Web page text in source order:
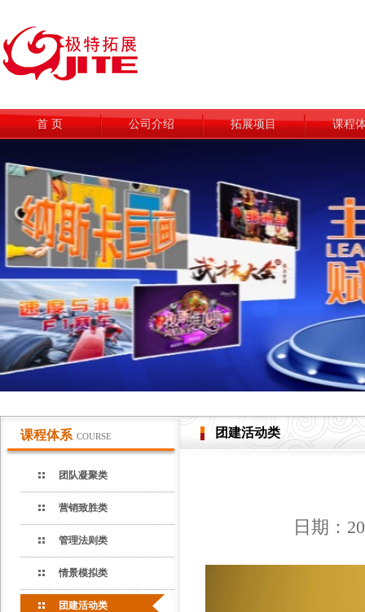
首 页 公司介绍 拓展项目 课程
课程体系 COURSE
团队凝聚类
营销致胜类
管理法则类
情景模拟类
团建活动类
团建活动类
日期：